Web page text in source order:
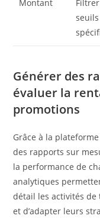
Montant
seuils
Générer des
évaluer la
promotions
Grâce à la
des rapports sur
la performance de
analytiques
détail les activités de
et d’adapter leurs